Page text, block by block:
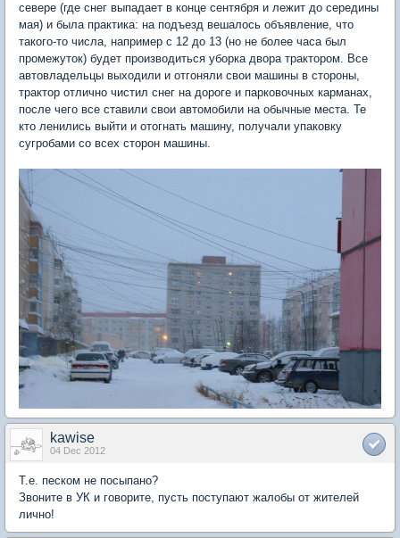
севере (где снег выпадает в конце сентября и лежит до середины
мая) и была практика: на подъезд вешалось объявление, что
такого-то числа, например с 12 до 13 (но не более часа был
промежуток) будет производиться уборка двора трактором. Все
автовладельцы выходили и отгоняли свои машины в стороны,
трактор отлично чистил снег на дороге и парковочных карманах,
после чего все ставили свои автомобили на обычные места. Те
кто ленились выйти и отогнать машину, получали упаковку
сугробами со всех сторон машины.
kawise
04 Dec 2012
Т.е. песком не посыпано?
Звоните в УК и говорите, пусть поступают жалобы от жителей
лично!